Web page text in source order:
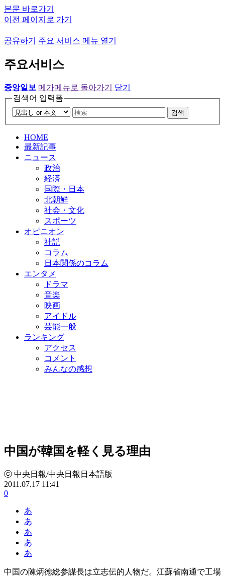
본문 바로가기
이전 페이지로 가기
공유하기 주요 서비스 메뉴 열기
주요서비스
중앙일보 메가메뉴로 돌아가기
닫기
검색어 입력폼
검색
HOME
最新記事
ニュース
政治
経済
国際・日本
北朝鮮
社会・文化
スポーツ
オピニオン
社説
コラム
日本関係のコラム
エンタメ
ドラマ
音楽
映画
アイドル
芸能一般
ランキング
アクセス
コメント
みんなの感想
中国が韓国を軽く見る理由
ⓒ 中央日報/中央日報日本語版
2011.07.17 11:41
0
あ
あ
あ
あ
あ
中国の陳炳徳総参謀長は立志伝的人物だ。江蘇省南通で工場